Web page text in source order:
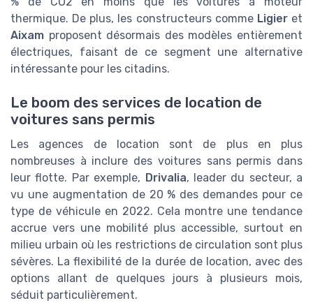
thermique. De plus, les constructeurs comme Ligieret
Aixam proposent désormais des modèles entièrement
électriques, faisant de ce segment une alternative
intéressante pour les citadins.
Le boom des services de location de
voitures sans permis
Les agences de location sont de plus en plus
nombreuses à inclure des voitures sans permis dans
leur flotte. Par exemple, Drivalia, leader du secteur, a
vu une augmentation de 20 % des demandes pour ce
type de véhicule en 2022. Cela montre une tendance
accrue vers une mobilité plus accessible, surtout en
milieu urbain où les restrictions de circulation sont plus
sévères. La flexibilité de la durée de location, avec des
options allant de quelques jours à plusieurs mois,
séduit particulièrement.